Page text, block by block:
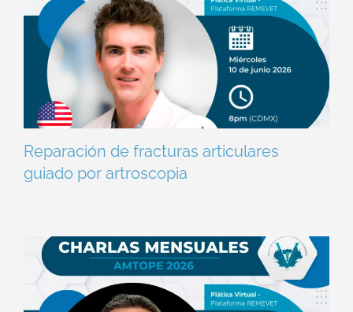
Reparación de fracturas articulares
guiado por artroscopia